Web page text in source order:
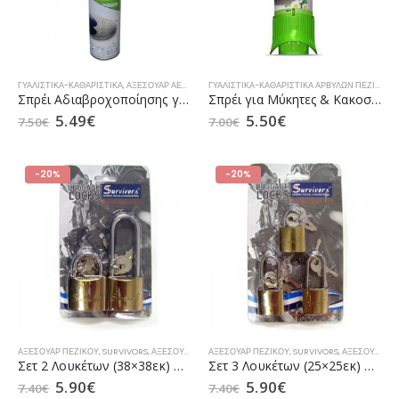
ΓΥΑΛΙΣΤΙΚΆ-ΚΑΘΑΡΙΣΤΙΚΆ,ΑΞΕΣΟΥΆΡ ΑΕΡΟΠΟΡΊΑΣ ,ΑΞΕΣΟΥΆΡ ΝΑΥΤΙΚΟΎ,ΑΞΕΣΟΥΆΡ ΠΕΖΙΚΟΎ
Σπρέι Αδιαβροχοποίησης για Άρβυλα της SILVER 300ml
7.50€ 5.49€
ΓΥΑΛΙΣΤΙΚΆ-ΚΑΘΑΡΙΣΤΙΚΆ ΑΡΒΥΛΏΝ ΠΕΖΙΚΟΎ
Σπρέι για Μύκητες & Κακοσμία της SILVER (για τα Άρβυλα)
7.00€ 5.50€
-20%
ΑΞΕΣΟΥΆΡ ΠΕΖΙΚΟΎ,SURVIVORS,ΑΞΕΣΟΥΆΡ ΑΕΡΟΠΟΡΊΑΣ ,ΑΞΕΣΟΥΆΡ ΝΑΥΤΙΚΟΎ
Σετ 2 Λουκέτων (38×38εκ) Μεγάλου Κυλίνδρου της SURVIVORS
7.40€ 5.90€
-20%
ΑΞΕΣΟΥΆΡ ΠΕΖΙΚΟΎ,SURVIVORS,ΑΞΕΣΟΥΆΡ ΑΕΡΟΠΟΡΊΑΣ
Σετ 3 Λουκέτων (25×25εκ) Μεσαίου Κυλίνδρου της SURVIVORS
7.40€ 5.90€